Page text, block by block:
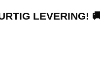
LEVERING!